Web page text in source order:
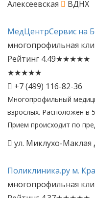
Алексеевская ВДНХ
МедЦентрСервис на
многопрофильная
Рейтинг 4.49★★★★★
★★★★★
+7 (499) 116-82-36
Многопрофильный
взрослых. Расположен в
Прием происходит по
ул. Миклухо-Маклая
Поликлиника.ру м.
многопрофильная